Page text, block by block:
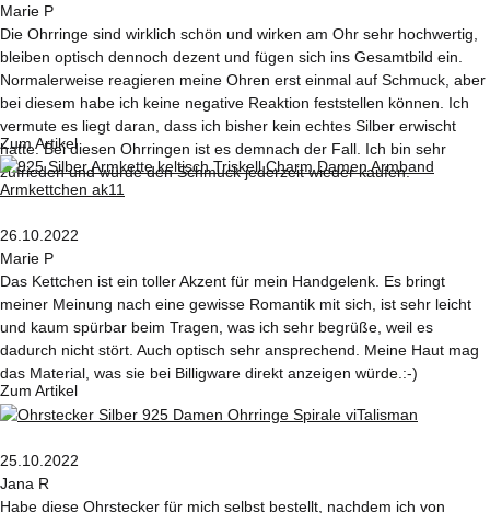
Marie P
Die Ohrringe sind wirklich schön und wirken am Ohr sehr hochwertig,
bleiben optisch dennoch dezent und fügen sich ins Gesamtbild ein.
Normalerweise reagieren meine Ohren erst einmal auf Schmuck, aber
bei diesem habe ich keine negative Reaktion feststellen können. Ich
vermute es liegt daran, dass ich bisher kein echtes Silber erwischt
hatte. Bei diesen Ohrringen ist es demnach der Fall. Ich bin sehr
zufrieden und würde den Schmuck jederzeit wieder kaufen.
Zum Artikel
26.10.2022
Marie P
Das Kettchen ist ein toller Akzent für mein Handgelenk. Es bringt
meiner Meinung nach eine gewisse Romantik mit sich, ist sehr leicht
und kaum spürbar beim Tragen, was ich sehr begrüße, weil es
dadurch nicht stört. Auch optisch sehr ansprechend. Meine Haut mag
das Material, was sie bei Billigware direkt anzeigen würde.:-)
Zum Artikel
25.10.2022
Jana R
Habe diese Ohrstecker für mich selbst bestellt, nachdem ich von